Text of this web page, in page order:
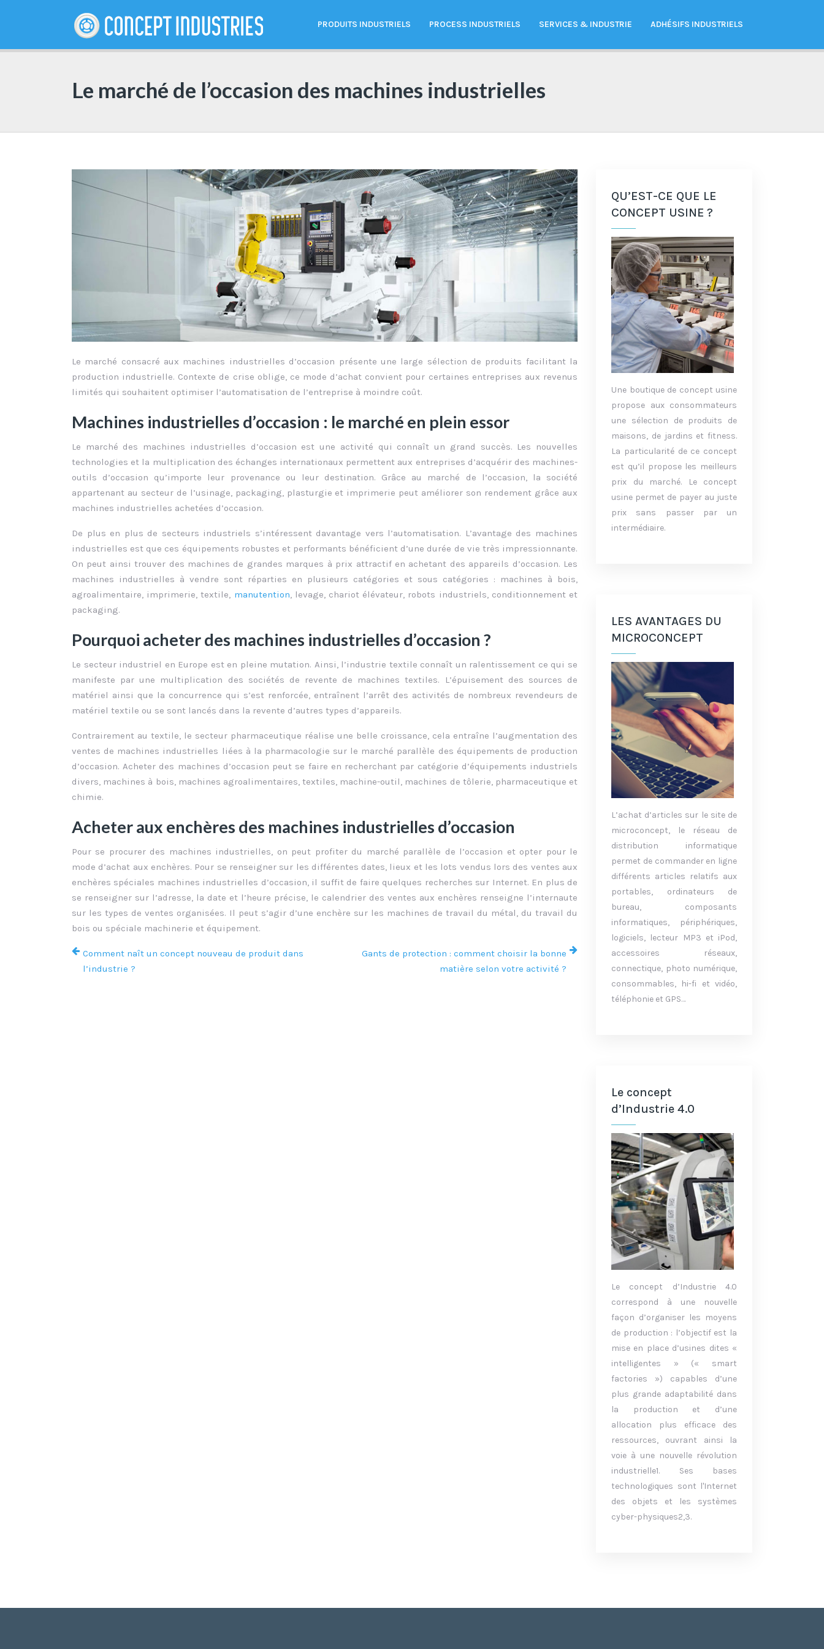
PRODUITS INDUSTRIELS PROCESS INDUSTRIELS SERVICES & INDUSTRIE ADHÉSIFS INDUSTRIELS
Le marché de l’occasion des machines industrielles
Le marché consacré aux machines industrielles d’occasion présente une large sélection de produits facilitant la
production industrielle. Contexte de crise oblige, ce mode d’achat convient pour certaines entreprises aux revenus
limités qui souhaitent optimiser l’automatisation de l’entreprise à moindre coût.
Machines industrielles d’occasion : le marché en plein essor
Le marché des machines industrielles d’occasion est une activité qui connaît un grand succès. Les nouvelles
technologies et la multiplication des échanges internationaux permettent aux entreprises d’acquérir des machines-
outils d’occasion qu’importe leur provenance ou leur destination. Grâce au marché de l’occasion, la société
appartenant au secteur de l’usinage, packaging, plasturgie et imprimerie peut améliorer son rendement grâce aux
machines industrielles achetées d’occasion.
De plus en plus de secteurs industriels s’intéressent davantage vers l’automatisation. L’avantage des machines
industrielles est que ces équipements robustes et performants bénéficient d’une durée de vie très impressionnante.
On peut ainsi trouver des machines de grandes marques à prix attractif en achetant des appareils d’occasion. Les
machines industrielles à vendre sont réparties en plusieurs catégories et sous catégories : machines à bois,
agroalimentaire, imprimerie, textile, manutention, levage, chariot élévateur, robots industriels, conditionnement et
packaging.
Pourquoi acheter des machines industrielles d’occasion ?
Le secteur industriel en Europe est en pleine mutation. Ainsi, l’industrie textile connaît un ralentissement ce qui se
manifeste par une multiplication des sociétés de revente de machines textiles. L’épuisement des sources de
matériel ainsi que la concurrence qui s’est renforcée, entraînent l’arrêt des activités de nombreux revendeurs de
matériel textile ou se sont lancés dans la revente d’autres types d’appareils.
Contrairement au textile, le secteur pharmaceutique réalise une belle croissance, cela entraîne l’augmentation des
ventes de machines industrielles liées à la pharmacologie sur le marché parallèle des équipements de production
d’occasion. Acheter des machines d’occasion peut se faire en recherchant par catégorie d’équipements industriels
divers, machines à bois, machines agroalimentaires, textiles, machine-outil, machines de tôlerie, pharmaceutique et
chimie.
Acheter aux enchères des machines industrielles d’occasion
Pour se procurer des machines industrielles, on peut profiter du marché parallèle de l’occasion et opter pour le
mode d’achat aux enchères. Pour se renseigner sur les différentes dates, lieux et les lots vendus lors des ventes aux
enchères spéciales machines industrielles d’occasion, il suffit de faire quelques recherches sur Internet. En plus de
se renseigner sur l’adresse, la date et l’heure précise, le calendrier des ventes aux enchères renseigne l’internaute
sur les types de ventes organisées. Il peut s’agir d’une enchère sur les machines de travail du métal, du travail du
bois ou spéciale machinerie et équipement.
Comment naît un concept nouveau de produit dans
l’industrie ?
Gants de protection : comment choisir la bonne
matière selon votre activité ?
QU’EST-CE QUE LE
CONCEPT USINE ?
Une boutique de concept usine
propose aux consommateurs
une sélection de produits de
maisons, de jardins et fitness.
La particularité de ce concept
est qu’il propose les meilleurs
prix du marché. Le concept
usine permet de payer au juste
prix sans passer par un
intermédiaire.
LES AVANTAGES DU
MICROCONCEPT
L’achat d’articles sur le site de
microconcept, le réseau de
distribution informatique
permet de commander en ligne
différents articles relatifs aux
portables, ordinateurs de
bureau, composants
informatiques, périphériques,
logiciels, lecteur MP3 et iPod,
accessoires réseaux,
connectique, photo numérique,
consommables, hi-fi et vidéo,
téléphonie et GPS…
Le concept
d’Industrie 4.0
Le concept d’Industrie 4.0
correspond à une nouvelle
façon d’organiser les moyens
de production : l’objectif est la
mise en place d’usines dites «
intelligentes » (« smart
factories ») capables d’une
plus grande adaptabilité dans
la production et d’une
allocation plus efficace des
ressources, ouvrant ainsi la
voie à une nouvelle révolution
industrielle1. Ses bases
technologiques sont l'Internet
des objets et les systèmes
cyber-physiques2,3.